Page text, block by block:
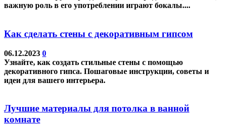
важную роль в его употреблении играют бокалы....
Как сделать стены с декоративным гипсом
06.12.2023 0
Узнайте, как создать стильные стены с помощью
декоративного гипса. Пошаговые инструкции, советы и
идеи для вашего интерьера.
Лучшие материалы для потолка в ванной
комнате